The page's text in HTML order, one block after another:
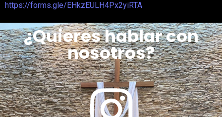
https://forms.gle/EHkzEULH4Px2yiRTA
¿Quieres hablar con
nosotros?